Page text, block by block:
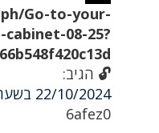
Go-to-your-
cabinet-08-25?
🔓 הגיב:
22/10/2024 בשעה 15:50
6afez0